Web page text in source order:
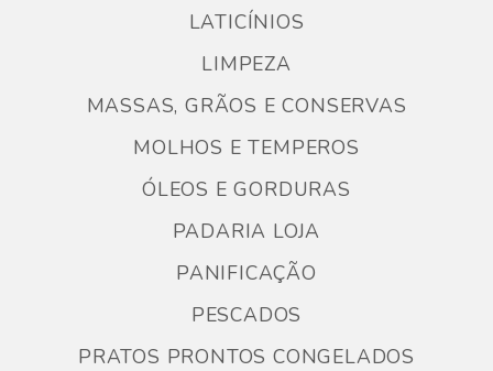
LATICÍNIOS
LIMPEZA
MASSAS, GRÃOS E CONSERVAS
MOLHOS E TEMPEROS
ÓLEOS E GORDURAS
PADARIA LOJA
PANIFICAÇÃO
PESCADOS
PRATOS PRONTOS CONGELADOS